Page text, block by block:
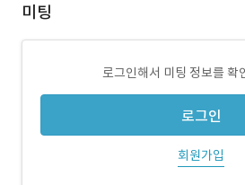
미팅
로그인해서 미팅 정보를 확
로그인
회원가입